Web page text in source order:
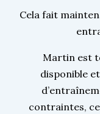
Cela fait
Martin est
disponible
contraintes, ce